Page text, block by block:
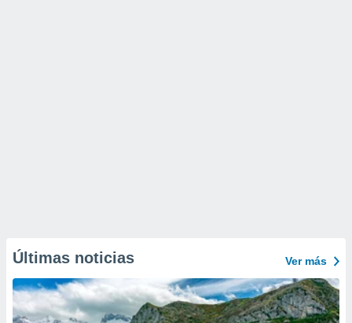
Últimas noticias Ver más